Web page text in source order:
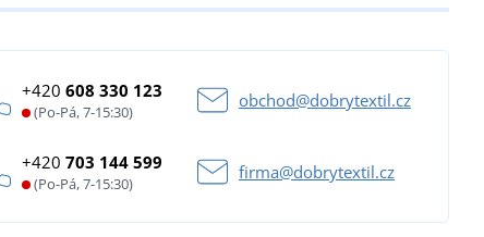
+420608 330 123
(Po-Pá, 7-15:30)
obchod@dobrytextil.cz
+420703 144 599
(Po-Pá, 7-15:30)
firma@dobrytextil.cz